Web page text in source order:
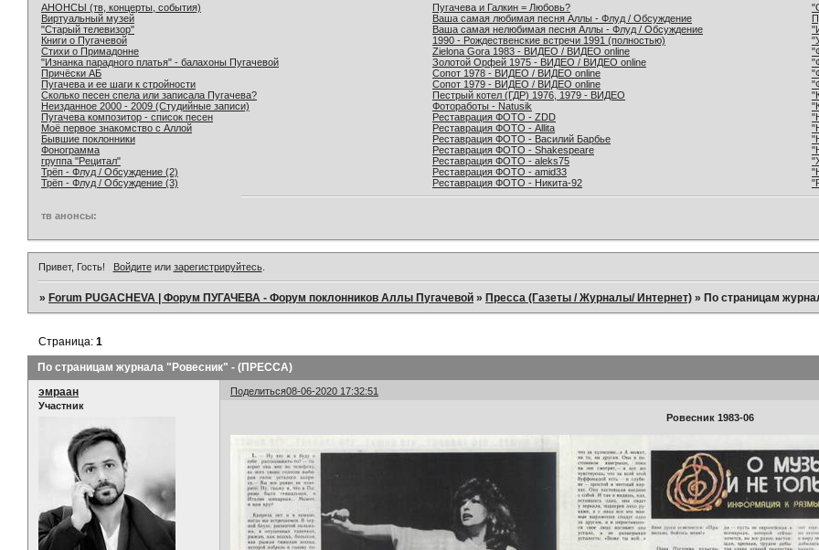
АНОНСЫ (тв, концерты, события)
Виртуальный музей
"Старый телевизор"
Книги о Пугачевой
Стихи о Примадонне
"Изнанка парадного платья" - балахоны Пугачевой
Причёски АБ
Пугачева и ее шаги к стройности
Сколько песен спела или записала Пугачева?
Неизданное 2000 - 2009 (Студийные записи)
Пугачева композитор - список песен
Моё первое знакомство с Аллой
Бывшие поклонники
Фонограмма
группа "Рецитал"
Трёп - Флуд / Обсуждение (2)
Трёп - Флуд / Обсуждение (3)
Пугачева и Галкин = Любовь?
Ваша самая любимая песня Аллы - Флуд / Обсуждение
Ваша самая нелюбимая песня Аллы - Флуд / Обсуждение
1990 - Рождественские встречи 1991 (полностью)
Zielona Gora 1983 - ВИДЕО / ВИДЕО online
Золотой Орфей 1975 - ВИДЕО / ВИДЕО online
Сопот 1978 - ВИДЕО / ВИДЕО online
Сопот 1979 - ВИДЕО / ВИДЕО online
Пестрый котел (ГДР) 1976, 1979 - ВИДЕО
Фотоработы - Natusik
Реставрация ФОТО - ZDD
Реставрация ФОТО - Allita
Реставрация ФОТО - Василий Барбье
Реставрация ФОТО - Shakespeare
Реставрация ФОТО - aleks75
Реставрация ФОТО - amid33
Реставрация ФОТО - Никита-92
тв анонсы:
Привет, Гость! Войдитеили зарегистрируйтесь.
»Forum PUGACHEVA | Форум ПУГАЧЕВА - Форум поклонников Аллы Пугачевой »Пресса (Газеты / Журналы/ Интернет) »По страницам
По страницам журнала "Ровесник" - (ПРЕССА)
Страница:1
Поделиться08-06-2020 17:32:51
эмраан
Участник
Ровесник 1983-06